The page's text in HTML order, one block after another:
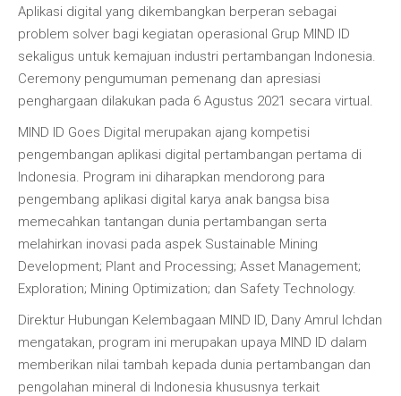
Aplikasi digital yang dikembangkan berperan sebagai
problem solver bagi kegiatan operasional Grup MIND ID
sekaligus untuk kemajuan industri pertambangan Indonesia.
Ceremony pengumuman pemenang dan apresiasi
penghargaan dilakukan pada 6 Agustus 2021 secara virtual.
MIND ID Goes Digital merupakan ajang kompetisi
pengembangan aplikasi digital pertambangan pertama di
Indonesia. Program ini diharapkan mendorong para
pengembang aplikasi digital karya anak bangsa bisa
memecahkan tantangan dunia pertambangan serta
melahirkan inovasi pada aspek Sustainable Mining
Development; Plant and Processing; Asset Management;
Exploration; Mining Optimization; dan Safety Technology.
Direktur Hubungan Kelembagaan MIND ID, Dany Amrul Ichdan
mengatakan, program ini merupakan upaya MIND ID dalam
memberikan nilai tambah kepada dunia pertambangan dan
pengolahan mineral di Indonesia khususnya terkait